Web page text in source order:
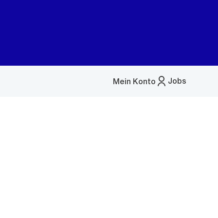
Jobs
Mein Konto
Menü